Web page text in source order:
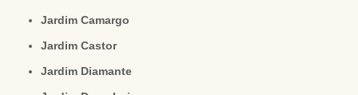
Jardim Camargo
Jardim Castor
Jardim Diamante